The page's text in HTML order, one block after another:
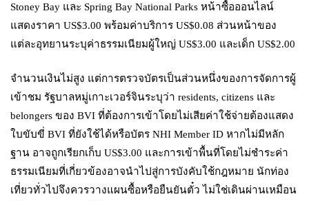
Stoney Bay และ Spring Bay National Parks หน้าซื้อออนไลน์
แสดงราคา US$3.00 พร้อมค่าบริการ US$0.08 ส่วนหน้าของ
แต่ละอุทยานระบุค่าธรรมเนียมผู้ใหญ่ US$3.00 และเด็ก US$2.00
จำนวนเงินไม่สูง แต่การตรวจบัตรเป็นส่วนหนึ่งของการจัดการผู้
เข้าชม รัฐบาลหมู่เกาะเวอร์จินระบุว่า residents, citizens และ
belongers ของ BVI ที่ต้องการเข้าโดยไม่เสียค่าใช้จ่ายต้องแสดง
ใบขับขี่ BVI ที่ยังใช้ได้หรือบัตร NHI Member ID หากไม่มีหลัก
ฐาน อาจถูกเรียกเก็บ US$3.00 และการเข้าพื้นที่โดยไม่ชำระค่า
ธรรมเนียมที่เกี่ยวข้องอาจนำไปสู่การบังคับใช้กฎหมาย นักท่อง
เที่ยวทั่วไปจึงควรวางแผนซื้อหรือยืนยันตั๋ว ไม่ใช่เดินผ่านเหมือน